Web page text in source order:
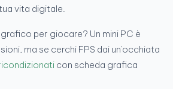
vita digitale.
per giocare? Un mini PC è
ma se cerchi FPS dai un'occhiata
con scheda grafica